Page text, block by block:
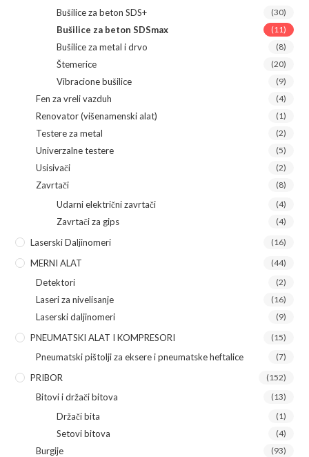
Bušilice za beton SDS+ (30)
Bušilice za beton SDSmax (11)
Bušilice za metal i drvo (8)
Štemerice (20)
Vibracione bušilice (9)
Fen za vreli vazduh (4)
Renovator (višenamenski alat) (1)
Testere za metal (2)
Univerzalne testere (5)
Usisivači (2)
Zavrtači (8)
Udarni električni zavrtači (4)
Zavrtači za gips (4)
Laserski Daljinomeri (16)
MERNI ALAT (44)
Detektori (2)
Laseri za nivelisanje (16)
Laserski daljinomeri (9)
PNEUMATSKI ALAT I KOMPRESORI (15)
Pneumatski pištolji za eksere i pneumatske heftalice (7)
PRIBOR (152)
Bitovi i držači bitova (13)
Držači bita (1)
Setovi bitova (4)
Burgije (93)